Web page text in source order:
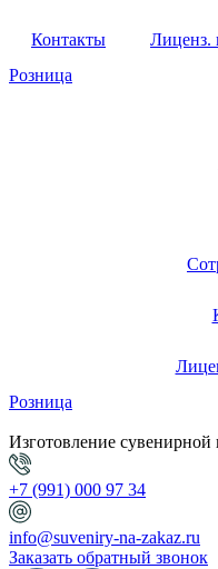
Контакты
Лиценз.
Розница
Розница
Изготовление сувенирной
+7 (991) 000 97 34
info@suveniry-na-zakaz.ru
Заказать обратный звонок